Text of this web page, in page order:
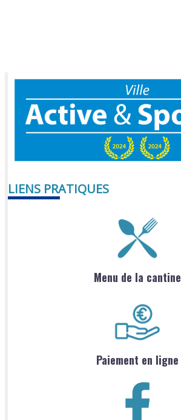
LIENS PRATIQUES
Menu de la cantine
Paiement en ligne